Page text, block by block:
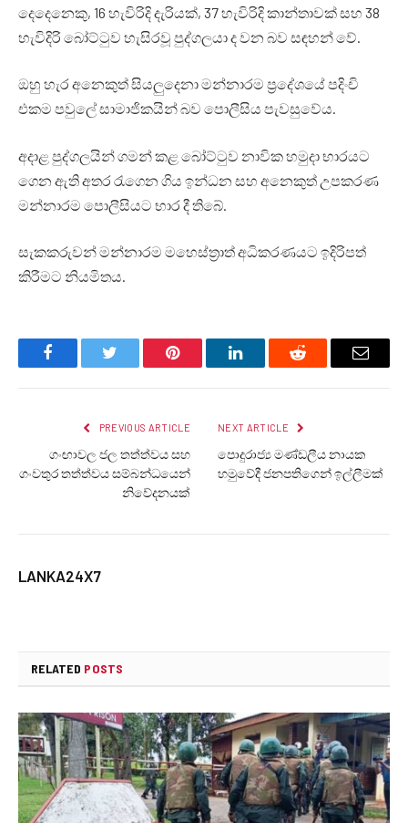
දෙදෙනෙකු, 16 හැවිරිදි දැරියක්, 37 හැවිරිදි කාන්තාවක් සහ 38
හැවිදිරි බෝට්ටුව හැසිරවූ පුද්ගලයා ද වන බව සඳහන් වේ.
ඔහු හැර අනෙකුත් සියලුදෙනා මන්නාරම ප්‍රදේශයේ පදිංචි
එකම පවුලේ සාමාජිකයින් බව පොලීසිය පැවසුවේය.
අදාළ පුද්ගලයින් ගමන් කළ බෝට්ටුව නාවික හමුදා භාරයට
ගෙන ඇති අතර රැගෙන ගිය ඉන්ධන සහ අනෙකුත් උපකරණ
මන්නාරම පොලීසියට භාර දී තිබේ.
සැකකරුවන් මන්නාරම මහෙස්ත්‍රාත් අධිකරණයට ඉදිරිපත්
කිරීමට නියමිතය.
FacebookTwitter Pinterest LinkedInReddit Email
PREVIOUS ARTICLE
ගංඟාවල ජල තත්ත්වය සහ
ගංවතුර තත්ත්වය සම්බන්ධයෙන්
නිවේදනයක්
NEXT ARTICLE
පොදුරාජ්‍ය මණ්ඩලීය නායක
හමුවේදී ජනපතිගෙන් ඉල්ලීමක්
LANKA24X7
RELATED POSTS